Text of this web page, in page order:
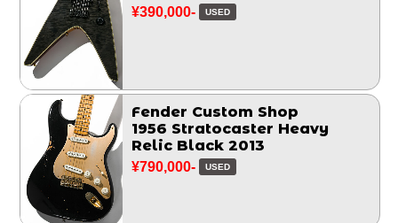
¥390,000- USED
Fender Custom Shop
1956 Stratocaster Heavy
Relic Black 2013
¥790,000- USED